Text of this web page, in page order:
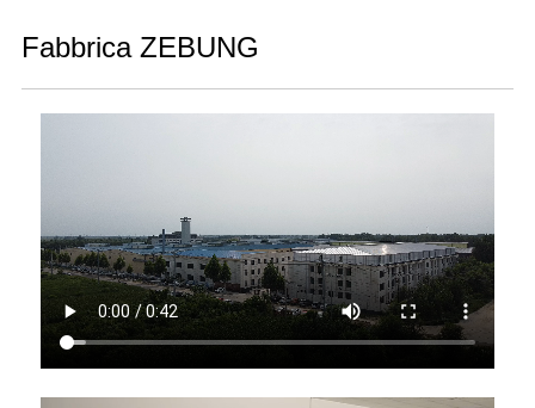
Fabbrica ZEBUNG